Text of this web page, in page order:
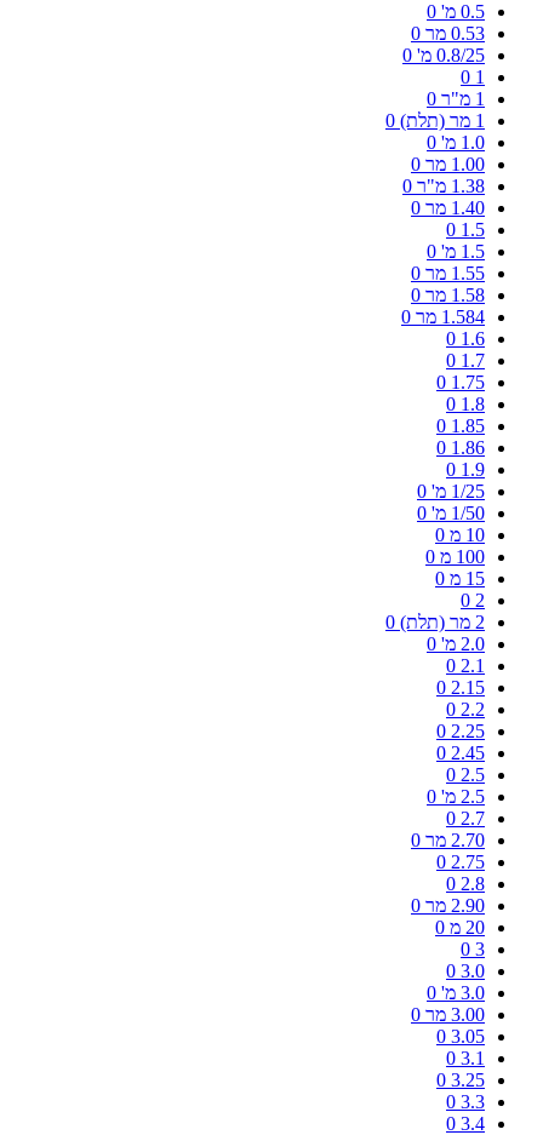
0.5 מ'
0
0.53 מר
0
0.8/25 מ'
0
1
0
1 מ"ר
0
1 מר (תלת)
0
1.0 מ'
0
1.00 מר
0
1.38 מ"ר
0
1.40 מר
0
1.5
0
1.5 מ'
0
1.55 מר
0
1.58 מר
0
1.584 מר
0
1.6
0
1.7
0
1.75
0
1.8
0
1.85
0
1.86
0
1.9
0
1/25 מ'
0
1/50 מ'
0
10 מ
0
100 מ
0
15 מ
0
2
0
2 מר (תלת)
0
2.0 מ'
0
2.1
0
2.15
0
2.2
0
2.25
0
2.45
0
2.5
0
2.5 מ'
0
2.7
0
2.70 מר
0
2.75
0
2.8
0
2.90 מר
0
20 מ
0
3
0
3.0
0
3.0 מ'
0
3.00 מר
0
3.05
0
3.1
0
3.25
0
3.3
0
3.4
0